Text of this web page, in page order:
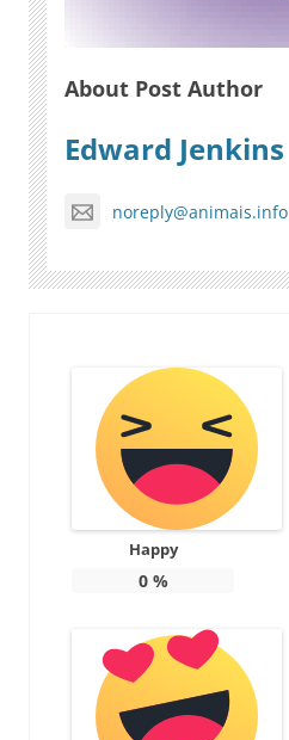
About Post Author
Edward Jenkins
noreply@animais.info
Happy
0%